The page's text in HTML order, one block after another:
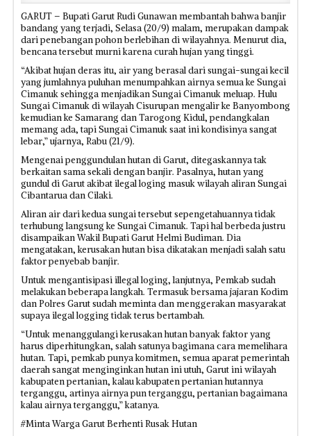
GARUT – Bupati Garut Rudi Gunawan membantah bahwa banjir
bandang yang terjadi, Selasa (20/9) malam, merupakan dampak
dari penebangan pohon berlebihan di wilayahnya. Menurut dia,
bencana tersebut murni karena curah hujan yang tinggi.
“Akibat hujan deras itu, air yang berasal dari sungai-sungai kecil
yang jumlahnya puluhan menumpahkan airnya semua ke Sungai
Cimanuk sehingga menjadikan Sungai Cimanuk meluap. Hulu
Sungai Cimanuk di wilayah Cisurupan mengalir ke Banyombong
kemudian ke Samarang dan Tarogong Kidul, pendangkalan
memang ada, tapi Sungai Cimanuk saat ini kondisinya sangat
lebar,” ujarnya, Rabu (21/9).
Mengenai penggundulan hutan di Garut, ditegaskannya tak
berkaitan sama sekali dengan banjir. Pasalnya, hutan yang
gundul di Garut akibat ilegal loging masuk wilayah aliran Sungai
Cibantarua dan Cilaki.
Aliran air dari kedua sungai tersebut sepengetahuannya tidak
terhubung langsung ke Sungai Cimanuk. Tapi hal berbeda justru
disampaikan Wakil Bupati Garut Helmi Budiman. Dia
mengatakan, kerusakan hutan bisa dikatakan menjadi salah satu
faktor penyebab banjir.
Untuk mengantisipasi illegal loging, lanjutnya, Pemkab sudah
melakukan beberapa langkah. Termasuk bersama jajaran Kodim
dan Polres Garut sudah meminta dan menggerakan masyarakat
supaya ilegal logging tidak terus bertambah.
“Untuk menanggulangi kerusakan hutan banyak faktor yang
harus diperhitungkan, salah satunya bagimana cara memelihara
hutan. Tapi, pemkab punya komitmen, semua aparat pemerintah
daerah sangat menginginkan hutan ini utuh, Garut ini wilayah
kabupaten pertanian, kalau kabupaten pertanian hutannya
terganggu, artinya airnya pun terganggu, pertanian bagaimana
kalau airnya terganggu,” katanya.
#Minta Warga Garut Berhenti Rusak Hutan